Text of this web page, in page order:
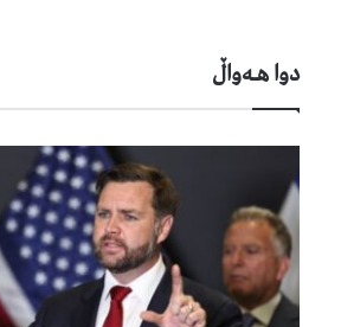
دوا هـه‌واڵ